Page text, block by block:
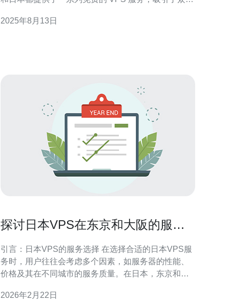
日本的免费 VPS，帮助您做出更明智的选择。 首先，
2025年8月13日
探讨日本VPS在东京和大阪的服务
引言：日本VPS的服务选择 在选择合适的日本VPS服
务时，用户往往会考虑多个因素，如服务器的性能、
价格及其在不同城市的服务质量。在日本，东京和大
择在这两个城市部署他们的虚拟专用服务器
2026年2月22日